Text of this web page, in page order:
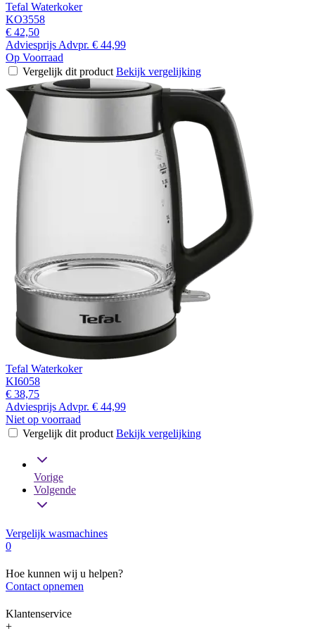
Tefal Waterkoker
KO3558
€ 42,50
Adviesprijs Advpr. € 44,99
Op Voorraad
Vergelijk dit product Bekijk vergelijking
Tefal Waterkoker
KI6058
€ 38,75
Adviesprijs Advpr. € 44,99
Niet op voorraad
Vergelijk dit product Bekijk vergelijking
Vorige
Volgende
Vergelijk wasmachines
0
Hoe kunnen wij u helpen?
Contact opnemen
Klantenservice
+